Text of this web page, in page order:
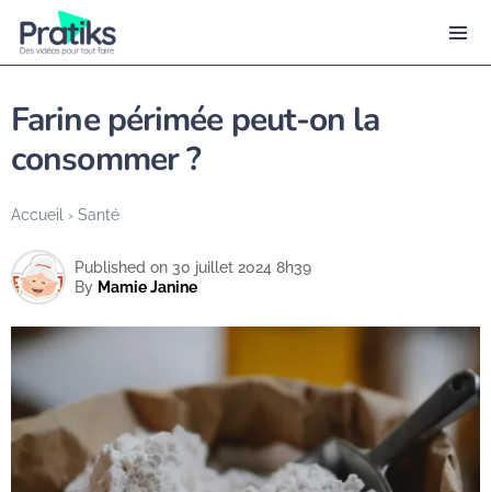
Accueil › Santé
Farine périmée peut-on la
consommer ?
By Mamie Janine
Published on 30 juillet 2024 8h39